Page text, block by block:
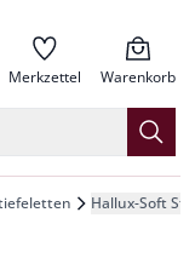
Merkzettel Warenkorb
Hallux-Soft